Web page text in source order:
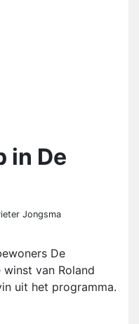
in De
Jongsma
De
van Roland
uit het programma.